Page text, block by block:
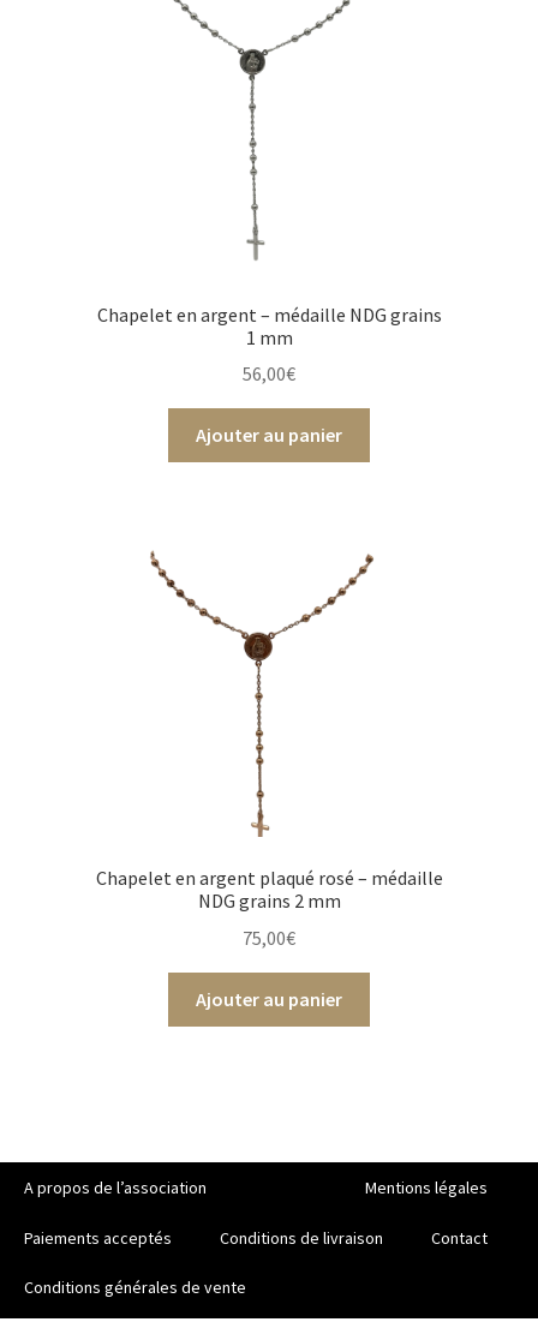
Chapelet en argent – médaille NDG grains
1 mm
56,00€
Ajouter au panier
Chapelet en argent plaqué rosé – médaille
NDG grains 2 mm
75,00€
Ajouter au panier
A propos de l’association Mentions légales
Paiements acceptés Conditions de livraison Contact
Conditions générales de vente